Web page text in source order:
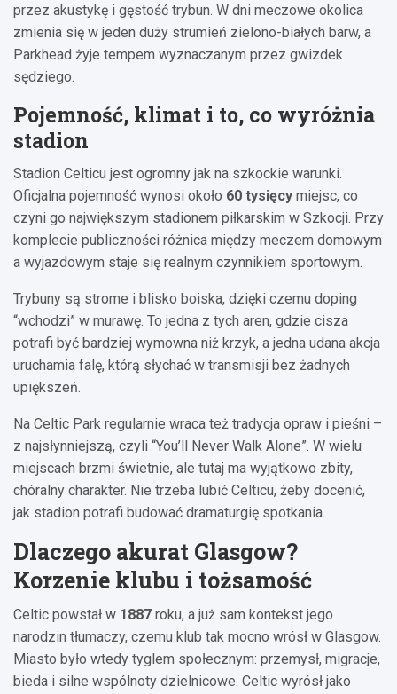
przez akustykę i gęstość trybun. W dni meczowe okolica
zmienia się w jeden duży strumień zielono-białych barw, a
Parkhead żyje tempem wyznaczanym przez gwizdek
sędziego.
Pojemność, klimat i to, co wyróżnia
stadion
Stadion Celticu jest ogromny jak na szkockie warunki.
Oficjalna pojemność wynosi około 60 tysięcy miejsc, co
czyni go największym stadionem piłkarskim w Szkocji. Przy
komplecie publiczności różnica między meczem domowym
a wyjazdowym staje się realnym czynnikiem sportowym.
Trybuny są strome i blisko boiska, dzięki czemu doping
“wchodzi” w murawę. To jedna z tych aren, gdzie cisza
potrafi być bardziej wymowna niż krzyk, a jedna udana akcja
uruchamia falę, którą słychać w transmisji bez żadnych
upiększeń.
Na Celtic Park regularnie wraca też tradycja opraw i pieśni –
z najsłynniejszą, czyli “You’ll Never Walk Alone”. W wielu
miejscach brzmi świetnie, ale tutaj ma wyjątkowo zbity,
chóralny charakter. Nie trzeba lubić Celticu, żeby docenić,
jak stadion potrafi budować dramaturgię spotkania.
Dlaczego akurat Glasgow?
Korzenie klubu i tożsamość
Celtic powstał w 1887 roku, a już sam kontekst jego
narodzin tłumaczy, czemu klub tak mocno wrósł w Glasgow.
Miasto było wtedy tyglem społecznym: przemysł, migracje,
bieda i silne wspólnoty dzielnicowe. Celtic wyrósł jako